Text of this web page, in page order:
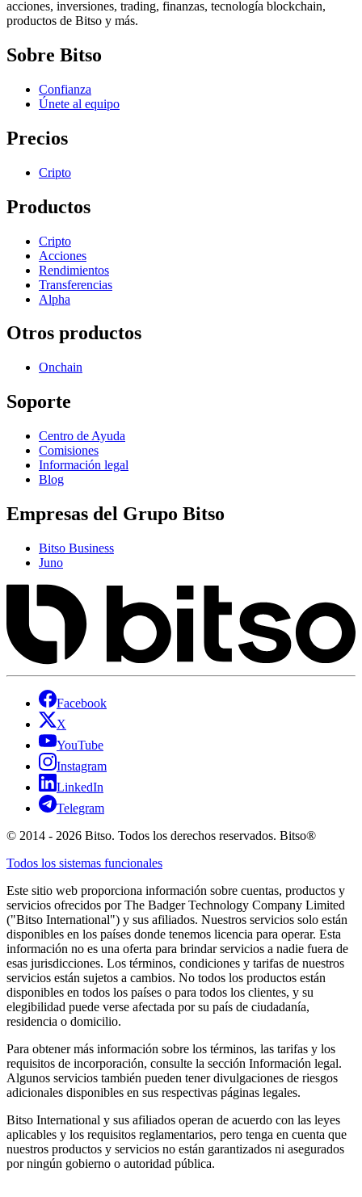
acciones, inversiones, trading, finanzas, tecnología blockchain,
productos de Bitso y más.
Sobre Bitso
Confianza
Únete al equipo
Precios
Cripto
Productos
Cripto
Acciones
Rendimientos
Transferencias
Alpha
Otros productos
Onchain
Soporte
Centro de Ayuda
Comisiones
Información legal
Blog
Empresas del Grupo Bitso
Bitso Business
Juno
Facebook
X
YouTube
Instagram
LinkedIn
Telegram
© 2014 - 2026 Bitso. Todos los derechos reservados. Bitso®
Todos los sistemas funcionales
Este sitio web proporciona información sobre cuentas, productos y
servicios ofrecidos por The Badger Technology Company Limited
("Bitso International") y sus afiliados. Nuestros servicios solo están
disponibles en los países donde tenemos licencia para operar. Esta
información no es una oferta para brindar servicios a nadie fuera de
esas jurisdicciones. Los términos, condiciones y tarifas de nuestros
servicios están sujetos a cambios. No todos los productos están
disponibles en todos los países o para todos los clientes, y su
elegibilidad puede verse afectada por su país de ciudadanía,
residencia o domicilio.
Para obtener más información sobre los términos, las tarifas y los
requisitos de incorporación, consulte la sección Información legal.
Algunos servicios también pueden tener divulgaciones de riesgos
adicionales disponibles en sus respectivas páginas legales.
Bitso International y sus afiliados operan de acuerdo con las leyes
aplicables y los requisitos reglamentarios, pero tenga en cuenta que
nuestros productos y servicios no están garantizados ni asegurados
por ningún gobierno o autoridad pública.